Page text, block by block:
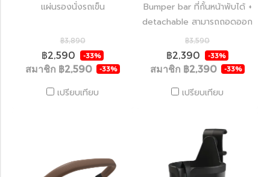
แผ่นรองนั่งรถเข็น
฿3,890
฿2,590 -33%
สมาชิก ฿2,590 -33%
เปรียบเทียบ
Bumper bar ที่กั้นหน้าพับได้ +
detachable สามารถถอดออก
และติดตั้งได้สะดวก
฿3,590
฿2,390 -33%
สมาชิก ฿2,390 -33%
เปรียบเทียบ